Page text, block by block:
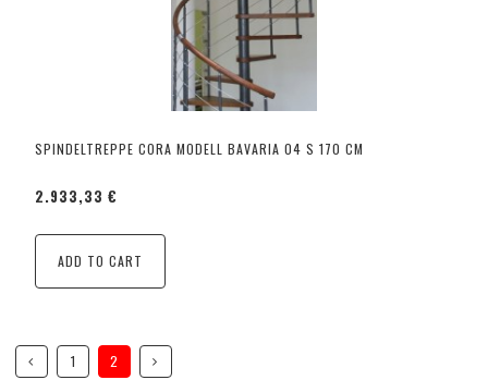
SPINDELTREPPE CORA MODELL BAVARIA 04 S 170 CM
2.933,33 €
ADD TO CART
1 2